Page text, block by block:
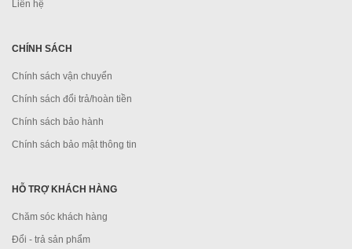
Liên hệ
CHÍNH SÁCH
Chính sách vận chuyển
Chính sách đổi trả/hoàn tiền
Chính sách bảo hành
Chính sách bảo mật thông tin
HỖ TRỢ KHÁCH HÀNG
Chăm sóc khách hàng
Đổi - trả sản phẩm